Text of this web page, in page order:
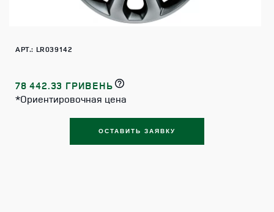
АРТ.: LR039142
78 442.33 ГРИВЕНЬ
*Ориентировочная цена
ОСТАВИТЬ ЗАЯВКУ